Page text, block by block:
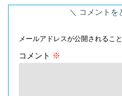
コメントを
メールアドレスが公開されるこ
コメント ※